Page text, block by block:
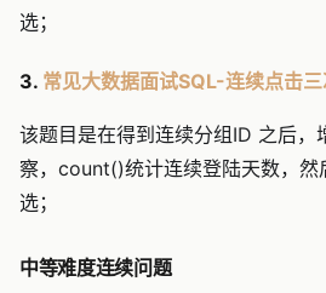
选；
3. 常见大数据面试SQL-连续点击三
该题目是在得到连续分组ID 之后，
察，count()统计连续登陆天数，然
选；
中等难度连续问题